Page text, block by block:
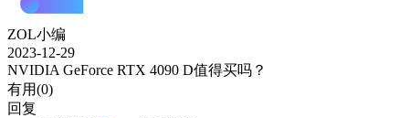
ZOL小编
2023-12-29
NVIDIA GeForce RTX 4090 D值得买吗？
有用(0)
回复